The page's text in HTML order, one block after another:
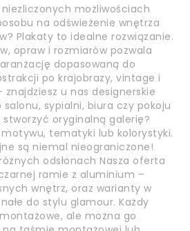
niezliczonych możliwościach
na odświeżenie wnętrza
Plakaty to idealne rozwiązanie.
opraw i rozmiarów pozwala
dopasowaną do
po krajobrazy, vintage i
u nas designerskie
sypialni, biura czy pokoju
oryginalną galerię?
tematyki lub kolorystyki.
są niemal nieograniczone!
odsłonach Nasza oferta
ramie z aluminium –
wnętrz, oraz warianty w
do stylu glamour. Każdy
ale można go